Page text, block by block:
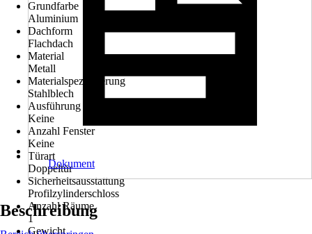
Grundfarbe
Aluminium
Dachform
Flachdach
Material
Metall
Materialspezifizierung
Stahlblech
Ausführung der Oberflächenbehandlung
Keine
Anzahl Fenster
Keine
Türart
Doppeltür
Sicherheitsausstattung
Profilzylinderschloss
Anzahl Räume
1
Gewicht
Dokument
Beschreibung